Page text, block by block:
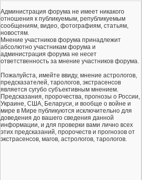
Администрация форума не имеет никакого
отношения к публикуемым, републикуемым
сообщениям, видео, фотографиям, статьям,
новостям.
Мнение участников форума принадлежит
абсолютно участникам форума и
администрация форума не несет
ответственность за мнение участников форума.
Пожалуйста, имейте ввиду, мнение астрологов,
предсказателей, тарологов, экстрасенсов
является сугубо субъективным мнением.
Предсказания, пророчества, прогнозы о России,
Украине, США, Беларуси, и вообще о войне и
мире в Мире публикуются исключительно для
доведения до вашего сведения данной
информации, и для проверки вами лично всех
этих предсказаний, пророчеств и прогнозов от
экстрасенсов, магов, астрологов, тарологов.